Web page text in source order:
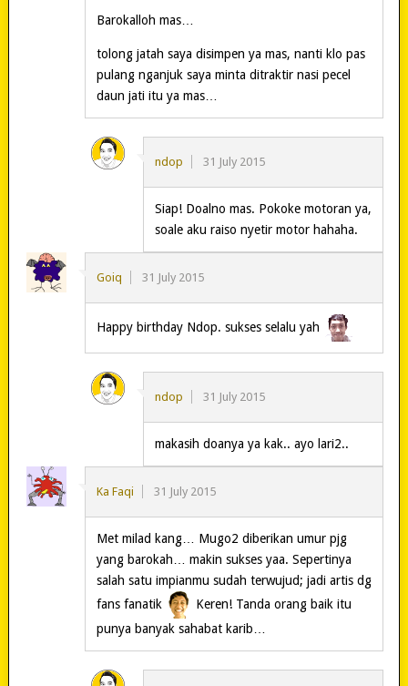
Barokalloh mas…
tolong jatah saya disimpen ya mas, nanti klo pas
pulang nganjuk saya minta ditraktir nasi pecel
daun jati itu ya mas…
ndop 31 July 2015
Siap! Doalno mas. Pokoke motoran ya,
soale aku raiso nyetir motor hahaha.
Goiq 31 July 2015
Happy birthday Ndop. sukses selalu yah
ndop 31 July 2015
makasih doanya ya kak.. ayo lari2..
Ka Faqi 31 July 2015
Met milad kang… Mugo2 diberikan umur pjg
yang barokah… makin sukses yaa. Sepertinya
salah satu impianmu sudah terwujud; jadi artis dg
fans fanatik
Keren! Tanda orang baik itu
punya banyak sahabat karib…